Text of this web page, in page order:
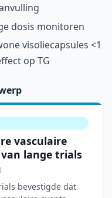
dosis monitoren
visoliecapsules <1
op TG
vasculaire
lange trials
bevestigde dat